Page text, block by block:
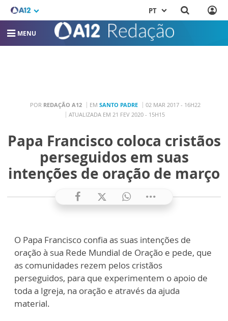
PT
MENU
POR REDAÇÃO A12 EM SANTO PADRE
02 MAR 2017 - 16H22
ATUALIZADA EM 21 FEV 2020 - 15H15
Papa Francisco coloca cristãos
perseguidos em suas
intenções de oração de março
O Papa Francisco confia as suas intenções de
oração à sua Rede Mundial de Oração e pede, que
as comunidades rezem pelos cristãos
perseguidos, para que experimentem o apoio de
toda a Igreja, na oração e através da ajuda
material.